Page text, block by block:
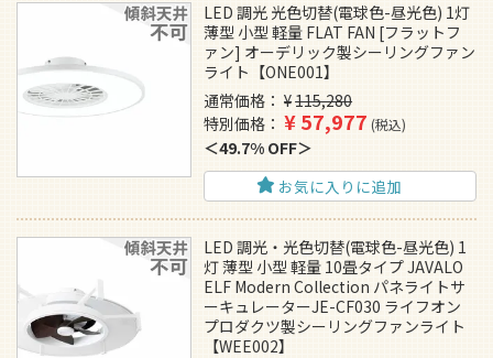
LED 調光 光色切替(電球色-昼光色) 1灯
薄型 小型 軽量 FLAT FAN [フラットフ
ァン] オーデリック製シーリングファン
ライト【ONE001】
通常価格
¥115,280
特別価格
¥57,977 税込
49.7% OFF
お気に入りに追加
LED 調光・光色切替(電球色-昼光色) 1
灯 薄型 小型 軽量 10畳タイプ JAVALO
ELF Modern Collection パネライトサ
ーキュレーターJE-CF030 ライフオン
プロダクツ製シーリングファンライト
【WEE002】